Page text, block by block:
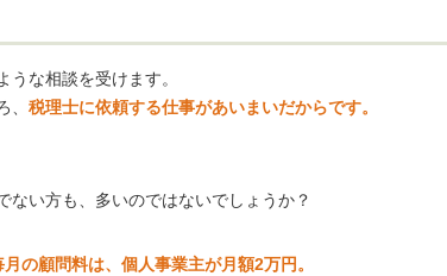
うな相談を受けます。
税理士に依頼する仕事があいまいだからです。
ない方も、多いのではないでしょうか？
月の顧問料は、個人事業主が月額2万円。